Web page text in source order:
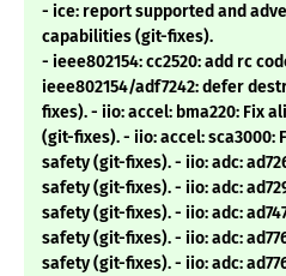
- ice: report supported and
capabilities (git-fixes).
- ieee802154: cc2520: add rc
ieee802154/adf7242: defer
fixes). - iio: accel: bma220: Fix
(git-fixes). - iio: accel: sca3000:
safety (git-fixes). - iio: adc:
safety (git-fixes). - iio: adc:
safety (git-fixes). - iio: adc:
safety (git-fixes). - iio: adc:
safety (git-fixes). - iio: adc: